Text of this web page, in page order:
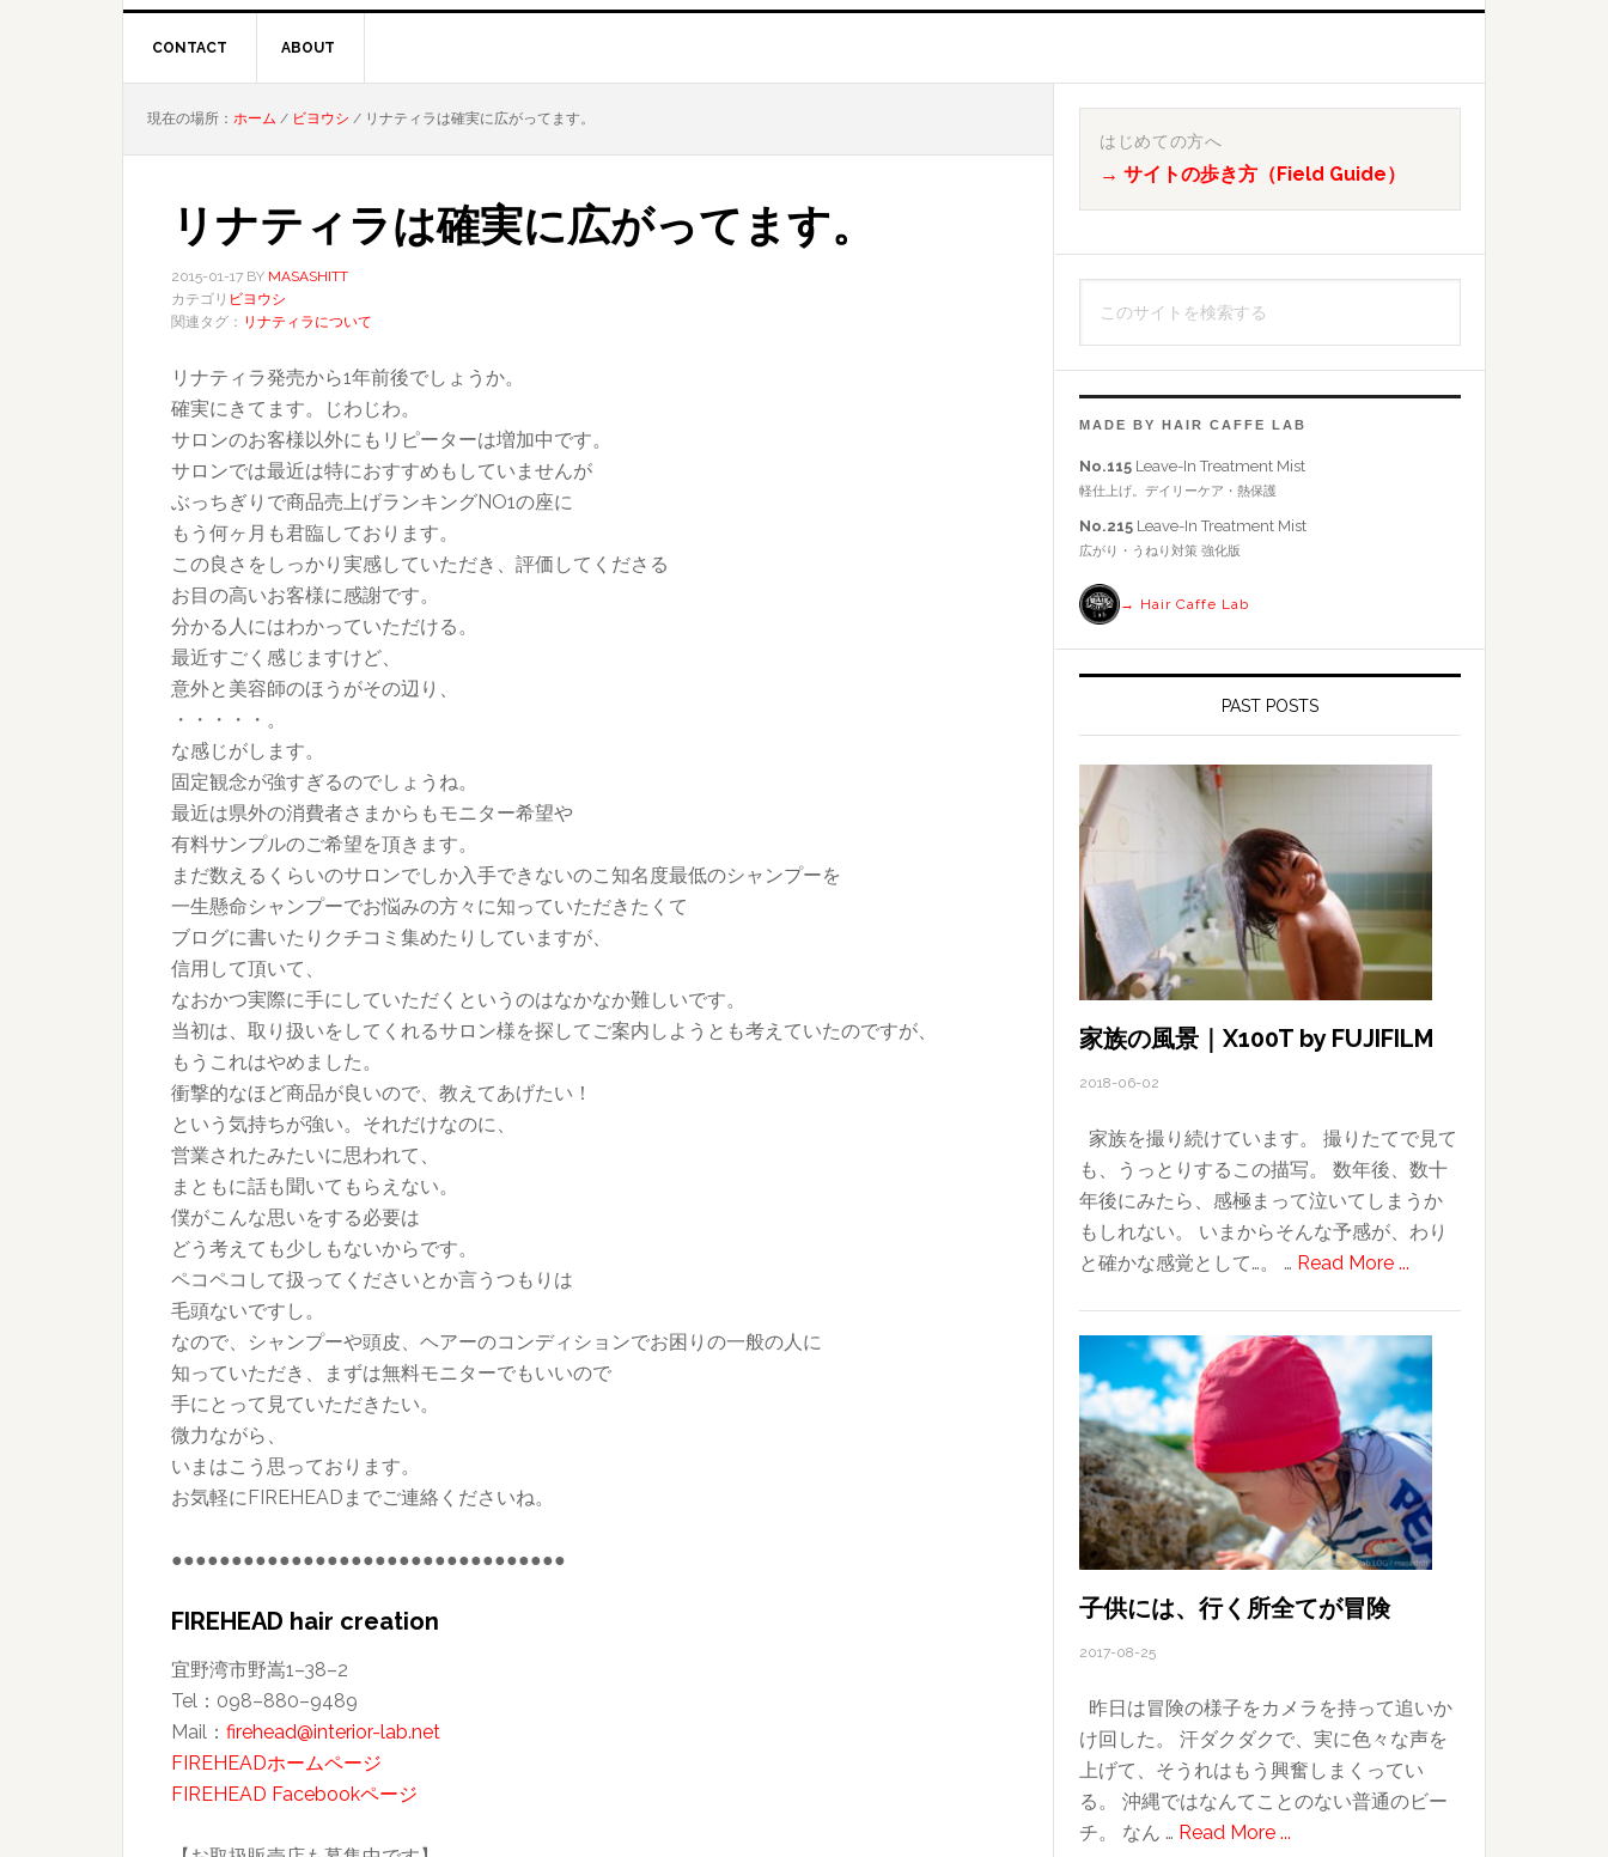
CONTACT ABOUT
現在の場所： ホーム / ビヨウシ / リナティラは確実に広がってます。
リナティラは確実に広がってます。
2015-01-17 BY MASASHITT
カテゴリ ビヨウシ
関連タグ： リナティラについて
リナティラ発売から1年前後でしょうか。
確実にきてます。じわじわ。
サロンのお客様以外にもリピーターは増加中です。
サロンでは最近は特におすすめもしていませんが
ぶっちぎりで商品売上げランキングNO1の座に
もう何ヶ月も君臨しております。
この良さをしっかり実感していただき、評価してくださる
お目の高いお客様に感謝です。
分かる人にはわかっていただける。
最近すごく感じますけど、
意外と美容師のほうがその辺り、
・・・・・。
な感じがします。
固定観念が強すぎるのでしょうね。
最近は県外の消費者さまからもモニター希望や
有料サンプルのご希望を頂きます。
まだ数えるくらいのサロンでしか入手できないのこ知名度最低のシャンプーを
一生懸命シャンプーでお悩みの方々に知っていただきたくて
ブログに書いたりクチコミ集めたりしていますが、
信用して頂いて、
なおかつ実際に手にしていただくというのはなかなか難しいです。
当初は、取り扱いをしてくれるサロン様を探してご案内しようとも考えていたのですが、
もうこれはやめました。
衝撃的なほど商品が良いので、教えてあげたい！
という気持ちが強い。それだけなのに、
営業されたみたいに思われて、
まともに話も聞いてもらえない。
僕がこんな思いをする必要は
どう考えても少しもないからです。
ペコペコして扱ってくださいとか言うつもりは
毛頭ないですし。
なので、シャンプーや頭皮、ヘアーのコンディションでお困りの一般の人に
知っていただき、まずは無料モニターでもいいので
手にとって見ていただきたい。
微力ながら、
いまはこう思っております。
お気軽にFIREHEADまでご連絡くださいね。
●●●●●●●●●●●●●●●●●●●●●●●●●●●●●●●●●
FIREHEAD hair creation
宜野湾市野嵩1–38–2
Tel：098–880–9489
Mail： firehead@interior-lab.net
FIREHEADホームページ
FIREHEAD Facebookページ
最
イ
バ
ー
はじめての方へ
→ サイトの歩き方（Field Guide）
ト
検
す
MADE BY HAIR CAFFE LAB
No.115 Leave-In Treatment Mist
軽仕上げ。デイリーケア・熱保護
No.215 Leave-In Treatment Mist
広がり・うねり対策 強化版
→ Hair Caffe Lab
PAST POSTS
家族の風景｜X100T by FUJIFILM
2018-06-02
家族を撮り続けています。 撮りたてで見て
も、うっとりするこの描写。 数年後、数十
年後にみたら、感極まって泣いてしまうか
もしれない。 いまからそんな予感が、わり
と確かな感覚として…。 … Read More ...
の
風
景
｜
X100T
by
FUJIFILM
子供には、行く所全てが冒険
2017-08-25
昨日は冒険の様子をカメラを持って追いか
け回した。 汗ダクダクで、実に色々な声を
上げて、そうれはもう興奮しまくってい
る。 沖縄ではなんてことのない普通のビー
チ。 なん … Read More ...